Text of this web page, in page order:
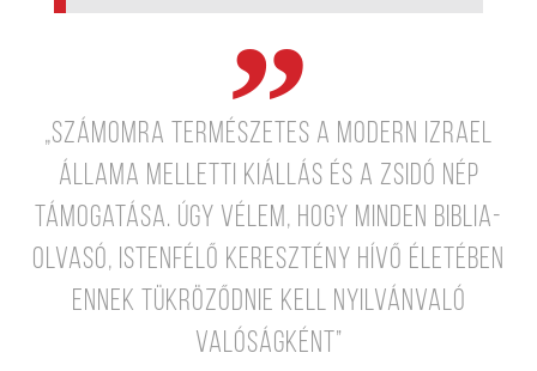
„Számomra természetes a modern Izrael
Állama melletti kiállás és a zsidó nép
támogatása. Úgy vélem, hogy minden Biblia-
olvasó, Istenfélő keresztény hívő életében
ennek tükröződnie kell nyilvánvaló
valóságként”